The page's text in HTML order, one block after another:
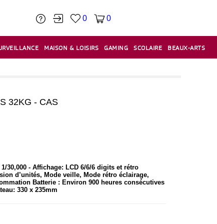
0 0
MAISON & LOISIRS GAMING SCOLAIRE BEAUX-ARTS
32KG - CAS
30,000 - Affichage: LCD 6/6/6 digits et rétro
d’unités, Mode veille, Mode rétro éclairage,
Batterie : Environ 900 heures consécutives
330 x 235mm